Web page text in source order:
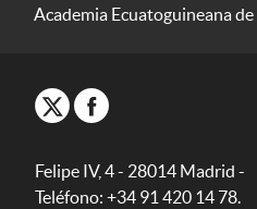
Academia Ecuatoguineana
Felipe IV, 4 - 28014 Madrid -
Teléfono: +34 91 420 14 78.